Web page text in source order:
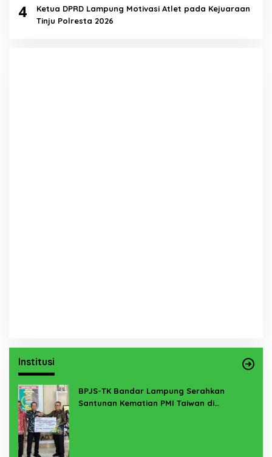
4
Ketua DPRD Lampung Motivasi Atlet pada Kejuaraan
Tinju Polresta 2026
Institusi
BPJS-TK Bandar Lampung Serahkan
Santunan Kematian PMI Taiwan di